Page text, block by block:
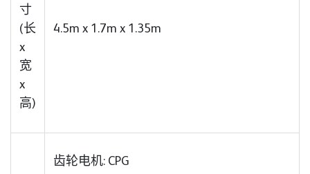
寸
(长
x
宽
x
高)
4.5m x 1.7m x 1.35m
齿轮电机: CPG